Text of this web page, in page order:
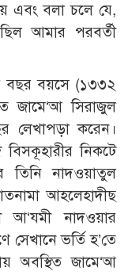
এবং বলা চলে যে,
আমার পরবর্তী
বছর বয়সে (১৩৩২
জামে‘আ সিরাজুল
লেখাপড়া করেন।
নিকটে
তিনি নাদওয়াতুল
আহলেহাদীছ
আ‘যমী নাদওয়ার
সেখানে ভর্তি হ’তে
অবস্থিত জামে‘আ